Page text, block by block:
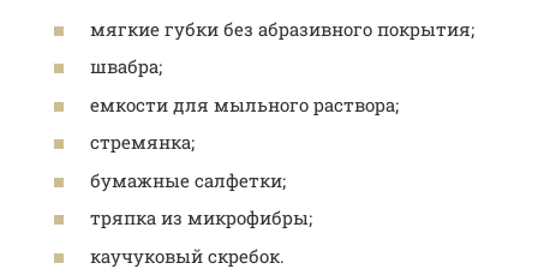
мягкие губки без абразивного покрытия;
швабра;
емкости для мыльного раствора;
стремянка;
бумажные салфетки;
тряпка из микрофибры;
каучуковый скребок.